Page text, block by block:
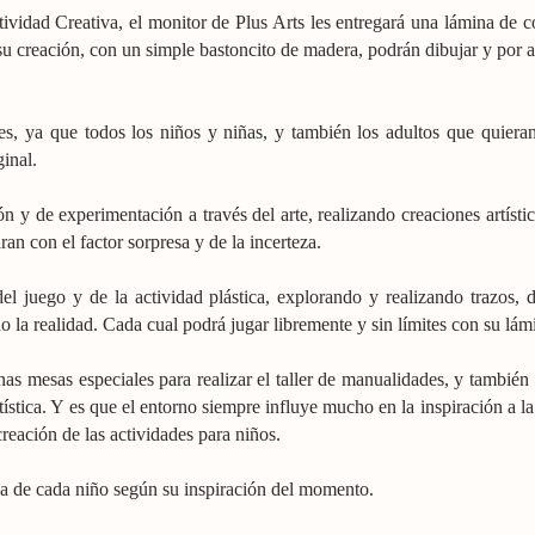
Creativa, el monitor de Plus Arts les entregará una lámina de
creación, con un simple bastoncito de madera, podrán dibujar y
ya que todos los niños y niñas, y también los adultos que
de experimentación a través del arte, realizando creaciones
con el factor sorpresa y de la incerteza.
juego y de la actividad plástica, explorando y realizando trazos,
la realidad. Cada cual podrá jugar libremente y sin límites con su
mesas especiales para realizar el taller de manualidades, y
Y es que el entorno siempre influye mucho en la inspiración a
de las actividades para niños.
cada niño según su inspiración del momento.